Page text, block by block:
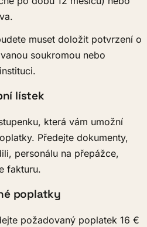
muset doložit potvrzení o
soukromou nebo
lístek
která vám umožní
Předejte dokumenty,
personálu na přepážce,
fakturu.
poplatky
požadovaný poplatek 16 €